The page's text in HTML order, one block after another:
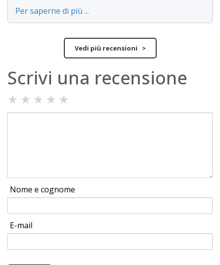
Per saperne di più ...
Vedi più recensioni >
Scrivi una recensione
★ ★ ★ ★ ★
Nome e cognome
E-mail